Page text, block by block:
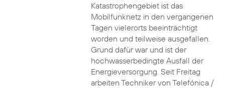
Katastrophengebiet ist das
Mobilfunknetz in den vergangenen
Tagen vielerorts beeinträchtigt
worden und teilweise ausgefallen.
Grund dafür war und ist der
hochwasserbedingte Ausfall der
Energieversorgung. Seit Freitag
arbeiten Techniker von Telefónica /